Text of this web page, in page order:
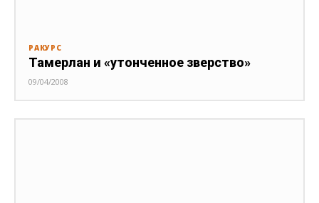
РАКУРС
Тамерлан и «утонченное зверство»
09/04/2008